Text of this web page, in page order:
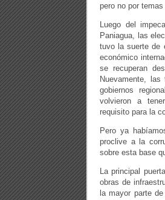
pero no por
Luego del
Paniagua, las
tuvo la suerte de
económico
se recuperan
Nuevamente,
gobiernos
volvieron a
requisito para la
Pero ya
proclive a la
sobre esta base
La principal
obras de
la mayor parte